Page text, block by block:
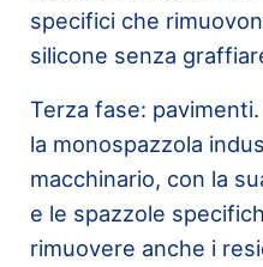
specifici che
silicone senza
Terza fase:
la monospazzola
macchinario, con la
e le spazzole
rimuovere anche i